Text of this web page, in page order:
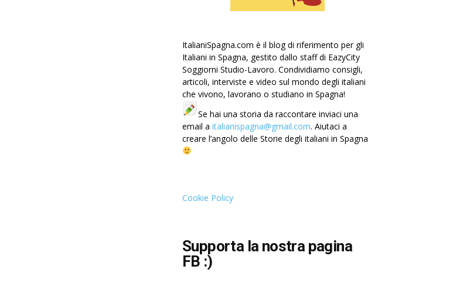
ItalianiSpagna.com è il blog di riferimento per gli
Italiani in Spagna, gestito dallo staff di EazyCity
Soggiorni Studio-Lavoro. Condividiamo consigli,
articoli, interviste e video sul mondo degli italiani
che vivono, lavorano o studiano in Spagna!
Se hai una storia da raccontare inviaci una
email a italianispagna@gmail.com. Aiutaci a
creare l’angolo delle Storie degli italiani in Spagna
Cookie Policy
Supporta la nostra pagina
FB :)